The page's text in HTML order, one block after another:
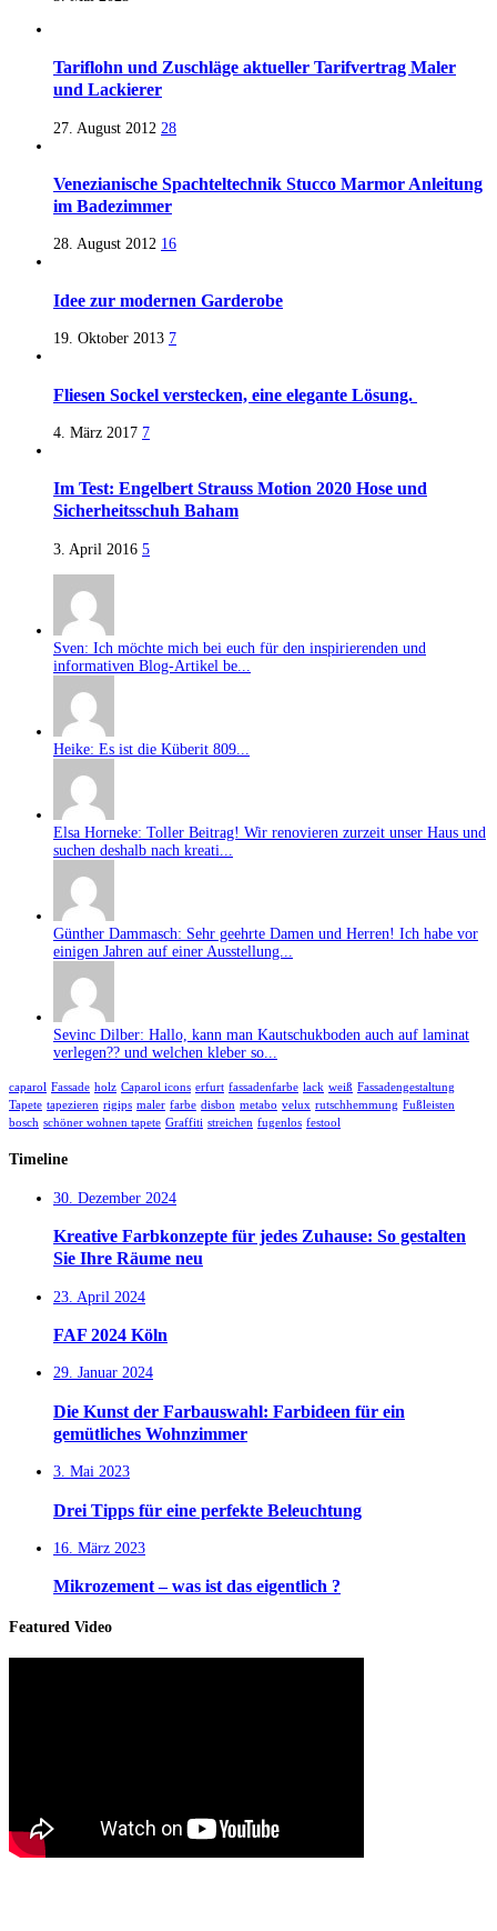
Tariflohn und Zuschläge aktueller Tarifvertrag Maler
und Lackierer
27. August 2012 28
Venezianische Spachteltechnik Stucco Marmor Anleitung
im Badezimmer
28. August 2012 16
Idee zur modernen Garderobe
19. Oktober 2013 7
Fliesen Sockel verstecken, eine elegante Lösung.
4. März 2017 7
Im Test: Engelbert Strauss Motion 2020 Hose und
Sicherheitsschuh Baham
3. April 2016 5
Sven: Ich möchte mich bei euch für den inspirierenden und
informativen Blog-Artikel be...
Heike: Es ist die Küberit 809...
Elsa Horneke: Toller Beitrag! Wir renovieren zurzeit unser Haus und
suchen deshalb nach kreati...
Günther Dammasch: Sehr geehrte Damen und Herren! Ich habe vor
einigen Jahren auf einer Ausstellung...
Sevinc Dilber: Hallo, kann man Kautschukboden auch auf laminat
verlegen?? und welchen kleber so...
caparol Fassade holz Caparol icons erfurt fassadenfarbe lack weiß Fassadengestaltung
Tapete tapezieren rigips maler farbe disbon metabo velux rutschhemmung Fußleisten
bosch schöner wohnen tapete Graffiti streichen fugenlos festool
Timeline
30. Dezember 2024
Kreative Farbkonzepte für jedes Zuhause: So gestalten
Sie Ihre Räume neu
23. April 2024
FAF 2024 Köln
29. Januar 2024
Die Kunst der Farbauswahl: Farbideen für ein
gemütliches Wohnzimmer
3. Mai 2023
Drei Tipps für eine perfekte Beleuchtung
16. März 2023
Mikrozement – was ist das eigentlich ?
Featured Video